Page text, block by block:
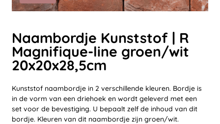
Naambordje Kunststof | R
Magnifique-line groen/wit
20x20x28,5cm
Kunststof naambordje in 2 verschillende kleuren. Bordje is
in de vorm van een driehoek en wordt geleverd met een
set voor de bevestiging. U bepaalt zelf de inhoud van dit
bordje. Kleuren van dit naambordje zijn groen/wit.